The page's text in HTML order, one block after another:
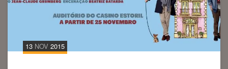
13 NOV 2015